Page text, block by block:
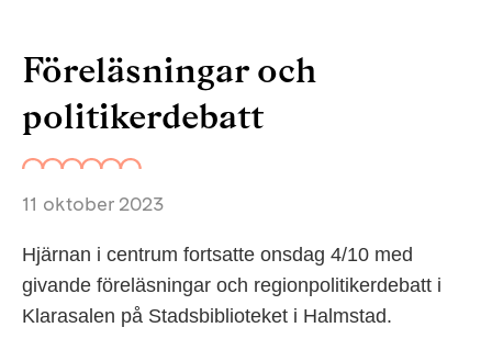
Föreläsningar och
politikerdebatt
11 oktober 2023
Hjärnan i centrum fortsatte onsdag 4/10 med
givande föreläsningar och regionpolitikerdebatt i
Klarasalen på Stadsbiblioteket i Halmstad.